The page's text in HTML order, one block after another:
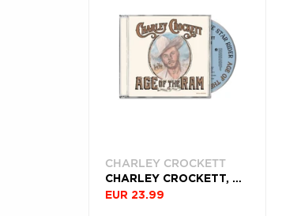
CHARLEY CROCKETT
CHARLEY CROCKETT, CD AGE OF THE RAM
EUR 23.99